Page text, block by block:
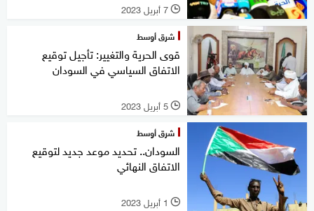
l 7 أبريل 2023
شرق أوسط
قوى الحرية والتغيير: تأجيل توقيع
الاتفاق السياسي في السودان
l 5 أبريل 2023
شرق أوسط
السودان.. تحديد موعد جديد لتوقيع
الاتفاق النهائي
l 1 أبريل 2023